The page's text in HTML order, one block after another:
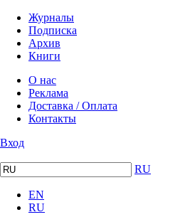
Журналы
Подписка
Архив
Книги
О нас
Реклама
Доставка / Оплата
Контакты
Вход
RU
EN
RU